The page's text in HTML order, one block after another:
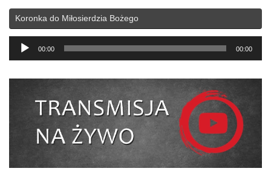
Koronka do Miłosierdzia Bożego
Odtwarzacz
plików
00:00 00:00